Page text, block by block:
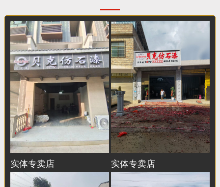
实体专卖店 实体专卖店